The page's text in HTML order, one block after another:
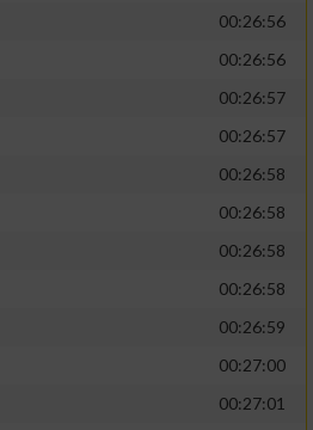
00:26:56
00:26:56
00:26:57
00:26:57
00:26:58
00:26:58
00:26:58
00:26:58
00:26:59
00:27:00
00:27:01